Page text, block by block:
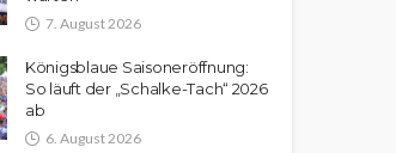
7. August 2026
Königsblaue Saisoneröffnung:
So läuft der „Schalke-Tach“ 2026
ab
6. August 2026